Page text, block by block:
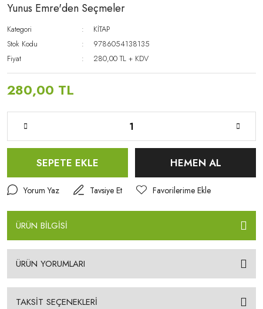
Yunus Emre'den Seçmeler
Kategori
KİTAP
Stok Kodu
9786054138135
Fiyat
280,00 TL + KDV
280,00 TL
SEPETE EKLE HEMEN AL
Yorum Yaz Tavsiye Et
ÜRÜN BİLGİSİ
ÜRÜN YORUMLARI
TAKSİT SEÇENEKLERİ